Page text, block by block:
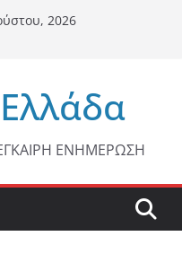
2026
ΕΝΗΜΕΡΩΣΗ